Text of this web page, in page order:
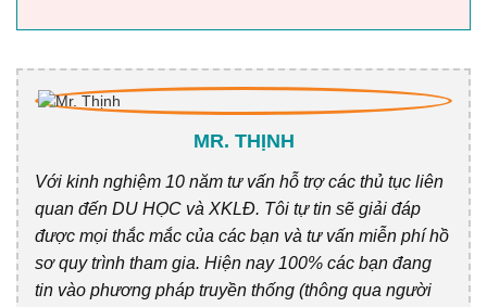
MR. THỊNH
Với kinh nghiệm 10 năm tư vấn hỗ trợ các thủ tục liên
quan đến DU HỌC và XKLĐ. Tôi tự tin sẽ giải đáp
được mọi thắc mắc của các bạn và tư vấn miễn phí hồ
sơ quy trình tham gia. Hiện nay 100% các bạn đang
tin vào phương pháp truyền thống (thông qua người